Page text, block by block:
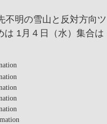
不明の雪山と反対方向
は 1月４日（水）集合